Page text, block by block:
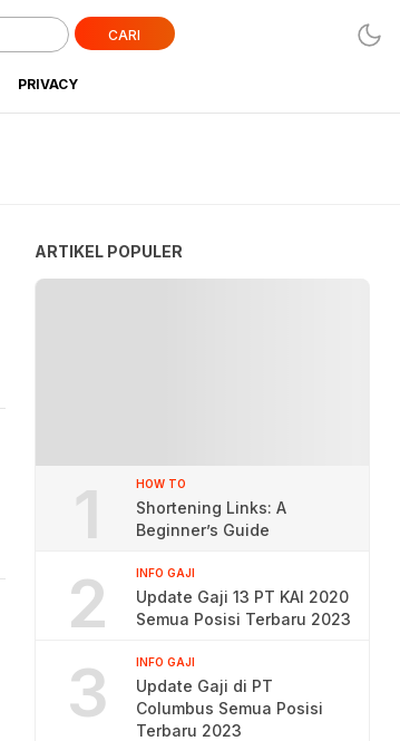
CARI
PRIVACY
ARTIKEL POPULER
1 HOW TO
Shortening Links: A
Beginner’s Guide
2 INFO GAJI
Update Gaji 13 PT KAI 2020
Semua Posisi Terbaru 2023
3 INFO GAJI
Update Gaji di PT
Columbus Semua Posisi
Terbaru 2023